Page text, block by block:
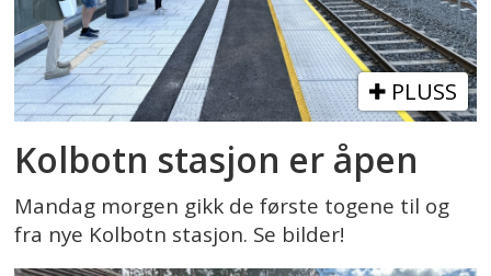
PLUSS
Kolbotn stasjon er åpen
Mandag morgen gikk de første togene til og
fra nye Kolbotn stasjon. Se bilder!